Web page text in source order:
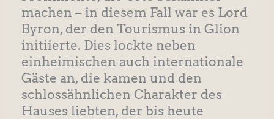
machen – in diesem Fall war es Lord
Byron, der den Tourismus in Glion
initiierte. Dies lockte neben
einheimischen auch internationale
Gäste an, die kamen und den
schlossähnlichen Charakter des
Hauses liebten, der bis heute